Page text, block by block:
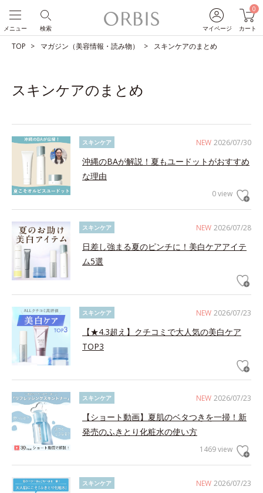
マイページ
0
カート
検索
メニュー
TOP マガジン（美容情報・読み物） スキンケアのまとめ
スキンケアのまとめ
NEW 2026/07/30
スキンケア
沖縄のBAが解説！夏もユードットがおすすめ
な理由
0 view
NEW 2026/07/28
スキンケア
日差し強まる夏のピンチに！美白ケアアイテ
ム5選
NEW 2026/07/23
スキンケア
【★4.3超え】クチコミで大人気の美白ケア
TOP3
NEW 2026/07/23
スキンケア
【ショート動画】夏肌のベタつきを一掃！新
発売のふきとり化粧水の使い方
1469 view
NEW 2026/07/23
スキンケア